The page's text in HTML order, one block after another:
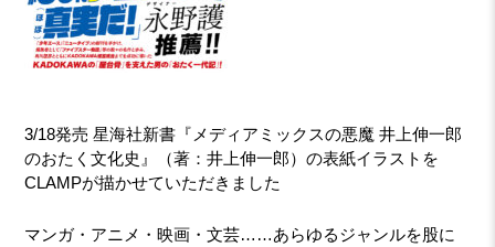
3/18発売 星海社新書『メディアミックスの悪魔 井上伸一郎
のおたく文化史』（著：井上伸一郎）の表紙イラストを
CLAMPが描かせていただきました
マンガ・アニメ・映画・文芸……あらゆるジャンルを股に